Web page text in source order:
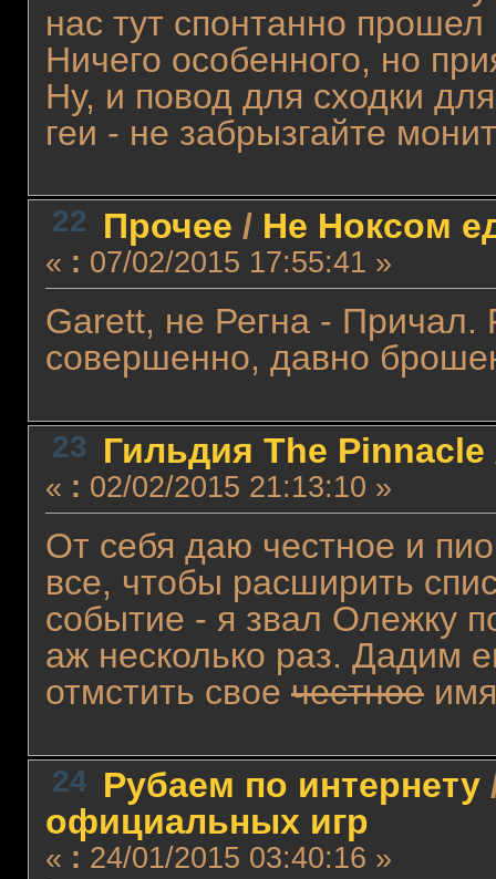
нас тут спонтанно
Ничего особенного, но
Ну, и повод для сходки
геи - не забрызгайте
22 Прочее / Не Ноксом
« : 07/02/2015 17:55:41 »
Garett, не Регна - Причал.
совершенно, давно
23 Гильдия The Pinnacle
« : 02/02/2015 21:13:10 »
От себя даю честное и
все, чтобы расширить
событие - я звал Олежку
аж несколько раз. Дадим
отмстить свое честное
24 Рубаем по интернету
официальных игр
« : 24/01/2015 03:40:16 »